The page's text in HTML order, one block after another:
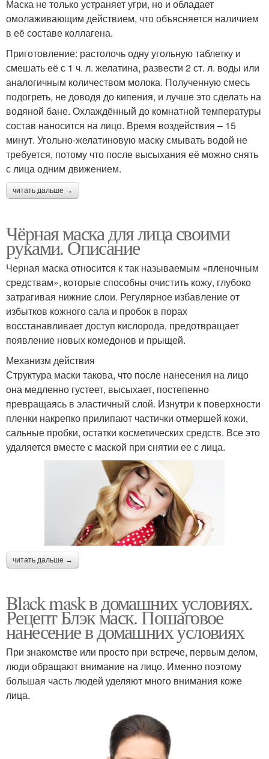
Маска не только устраняет угри, но и обладает
омолаживающим действием, что объясняется наличием
в её составе коллагена.
Приготовление: растолочь одну угольную таблетку и
смешать её с 1 ч. л. желатина, развести 2 ст. л. воды или
аналогичным количеством молока. Полученную смесь
подогреть, не доводя до кипения, и лучше это сделать на
водяной бане. Охлаждённый до комнатной температуры
состав наносится на лицо. Время воздействия – 15
минут. Угольно-желатиновую маску смывать водой не
требуется, потому что после высыхания её можно снять
с лица одним движением.
читать дальше →
Чёрная маска для лица своими
руками. Описание
Черная маска относится к так называемым «пленочным
средствам», которые способны очистить кожу, глубоко
затрагивая нижние слои. Регулярное избавление от
избытков кожного сала и пробок в порах
восстанавливает доступ кислорода, предотвращает
появление новых комедонов и прыщей.
Механизм действия
Структура маски такова, что после нанесения на лицо
она медленно густеет, высыхает, постепенно
превращаясь в эластичный слой. Изнутри к поверхности
пленки накрепко прилипают частички отмершей кожи,
сальные пробки, остатки косметических средств. Все это
удаляется вместе с маской при снятии ее с лица.
читать дальше →
Black mask в домашних условиях.
Рецепт Блэк маск. Пошаговое
нанесение в домашних условиях
При знакомстве или просто при встрече, первым делом,
люди обращают внимание на лицо. Именно поэтому
большая часть людей уделяют много внимания коже
лица.